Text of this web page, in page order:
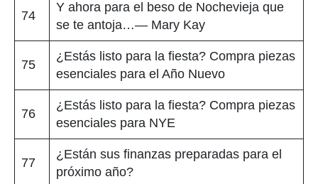
74
Y ahora para el beso de Nochevieja que
se te antoja…— Mary Kay
75
¿Estás listo para la fiesta? Compra piezas
esenciales para el Año Nuevo
76
¿Estás listo para la fiesta? Compra piezas
esenciales para NYE
77
¿Están sus finanzas preparadas para el
próximo año?